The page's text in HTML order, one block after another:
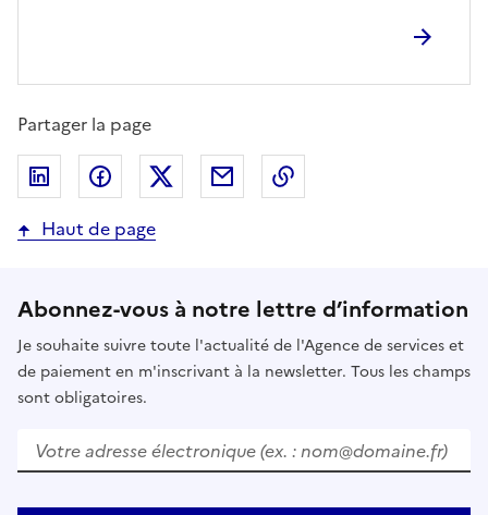
Partager la page
Partager sur LinkedIn
Partager sur Facebook
Partager sur Twitter
Partager par email
Haut de page
Abonnez-vous à notre lettre d’information
Je souhaite suivre toute l'actualité de l'Agence de services et
de paiement en m'inscrivant à la newsletter. Tous les champs
sont obligatoires.
Votre adresse électronique (ex. : nom@domaine.fr)